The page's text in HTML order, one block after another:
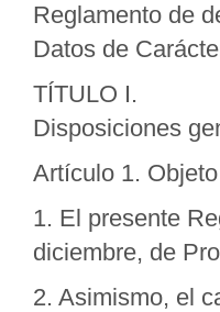
Reglamento de
Datos de
TÍTULO I.
Disposiciones
Artículo 1. Objeto
1. El presente
diciembre, de
2. Asimismo, el